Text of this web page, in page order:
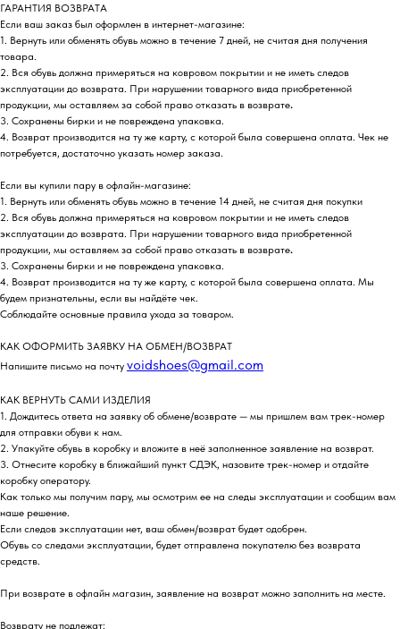
ГАРАНТИЯ ВОЗВРАТА
Если ваш заказ был оформлен в интернет-магазине:
1. Вернуть или обменять обувь можно в течение 7 дней, не считая дня получения
товара.
2. Вся обувь должна примеряться на ковровом покрытии и не иметь следов
эксплуатации до возврата. При нарушении товарного вида приобретенной
продукции, мы оставляем за собой право отказать в возврате.
3. Сохранены бирки и не повреждена упаковка.
4. Возврат производится на ту же карту, с которой была совершена оплата. Чек не
потребуется, достаточно указать номер заказа.
Если вы купили пару в офлайн-магазине:
1. Вернуть или обменять обувь можно в течение 14 дней, не считая дня покупки
2. Вся обувь должна примеряться на ковровом покрытии и не иметь следов
эксплуатации до возврата. При нарушении товарного вида приобретенной
продукции, мы оставляем за собой право отказать в возврате.
3. Сохранены бирки и не повреждена упаковка.
4. Возврат производится на ту же карту, с которой была совершена оплата. Мы
будем признательны, если вы найдёте чек.
Соблюдайте основные правила ухода за товаром.
КАК ОФОРМИТЬ ЗАЯВКУ НА ОБМЕН/ВОЗВРАТ
Напишите письмо на почту voidshoes@gmail.com
КАК ВЕРНУТЬ САМИ ИЗДЕЛИЯ
1. Дождитесь ответа на заявку об обмене/возврате — мы пришлем вам трек-номер
для отправки обуви к нам.
2. Упакуйте обувь в коробку и вложите в неё заполненное заявление на возврат.
3. Отнесите коробку в ближайший пункт СДЭК, назовите трек-номер и отдайте
коробку оператору.
Как только мы получим пару, мы осмотрим ее на следы эксплуатации и сообщим вам
наше решение.
Если следов эксплуатации нет, ваш обмен/возврат будет одобрен.
Обувь со следами эксплуатации, будет отправлена покупателю без возврата
средств.
При возврате в офлайн магазин, заявление на возврат можно заполнить на месте.
Возврату не подлежат: